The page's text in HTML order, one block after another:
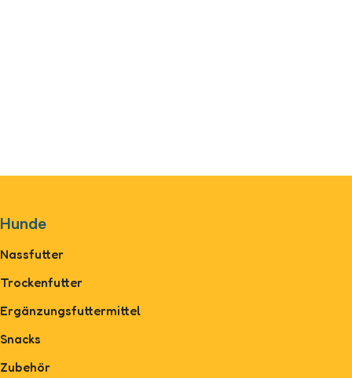
Hunde
Nassfutter
Trockenfutter
Ergänzungsfuttermittel
Snacks
Zubehör